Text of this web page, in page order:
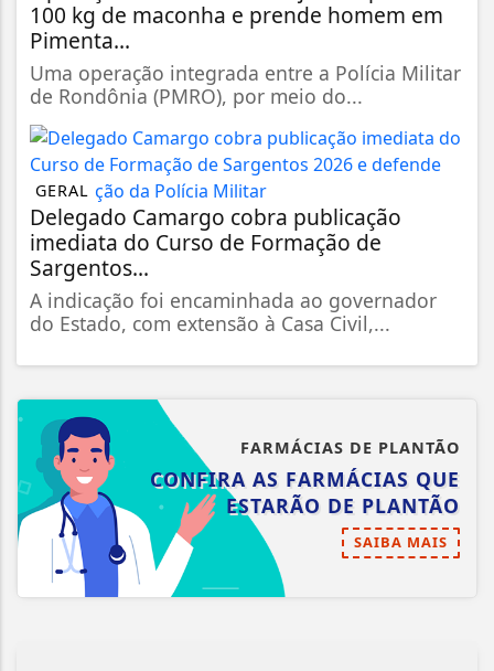
100 kg de maconha e prende homem em
Pimenta...
Uma operação integrada entre a Polícia Militar
de Rondônia (PMRO), por meio do...
GERAL
Delegado Camargo cobra publicação
imediata do Curso de Formação de
Sargentos...
A indicação foi encaminhada ao governador
do Estado, com extensão à Casa Civil,...
FARMÁCIAS DE PLANTÃO
CONFIRA AS FARMÁCIAS QUE
ESTARÃO DE PLANTÃO
SAIBA MAIS